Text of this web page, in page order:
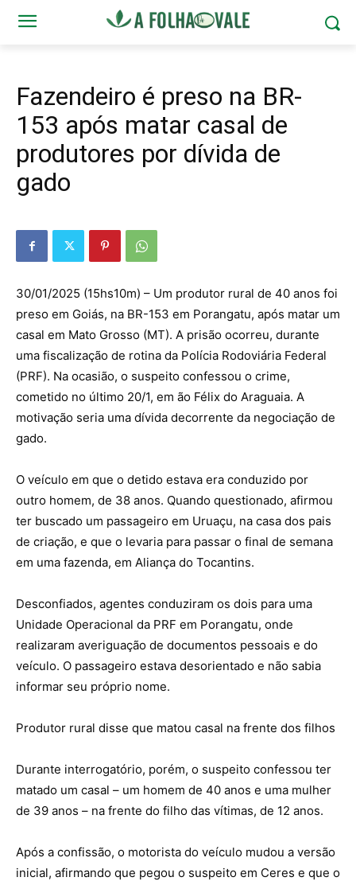
Fazendeiro é preso na BR-
153 após matar casal de
produtores por dívida de
gado
30/01/2025 (15hs10m) – Um produtor rural de 40 anos foi
preso em Goiás, na BR-153 em Porangatu, após matar um
casal em Mato Grosso (MT). A prisão ocorreu, durante
uma fiscalização de rotina da Polícia Rodoviária Federal
(PRF). Na ocasião, o suspeito confessou o crime,
cometido no último 20/1, em ão Félix do Araguaia. A
motivação seria uma dívida decorrente da negociação de
gado.
O veículo em que o detido estava era conduzido por
outro homem, de 38 anos. Quando questionado, afirmou
ter buscado um passageiro em Uruaçu, na casa dos pais
de criação, e que o levaria para passar o final de semana
em uma fazenda, em Aliança do Tocantins.
Desconfiados, agentes conduziram os dois para uma
Unidade Operacional da PRF em Porangatu, onde
realizaram averiguação de documentos pessoais e do
veículo. O passageiro estava desorientado e não sabia
informar seu próprio nome.
Produtor rural disse que matou casal na frente dos filhos
Durante interrogatório, porém, o suspeito confessou ter
matado um casal – um homem de 40 anos e uma mulher
de 39 anos – na frente do filho das vítimas, de 12 anos.
Após a confissão, o motorista do veículo mudou a versão
inicial, afirmando que pegou o suspeito em Ceres e que o